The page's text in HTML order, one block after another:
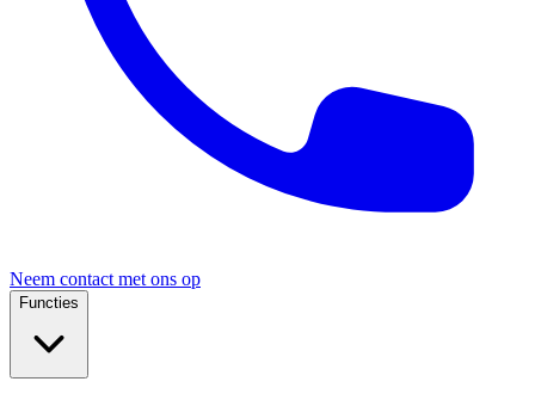
Neem contact met ons op
Functies